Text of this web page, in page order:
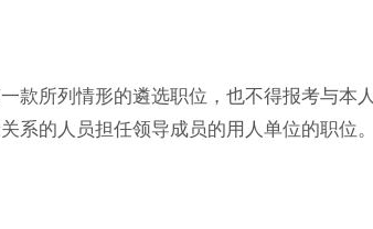
款所列情形的遴选职位，也不得报考与本
系的人员担任领导成员的用人单位的职位。